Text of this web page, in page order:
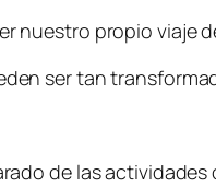
nuestro propio viaje
ser tan
de las actividades